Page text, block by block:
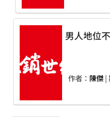
男人地位
作者： 陳傑|